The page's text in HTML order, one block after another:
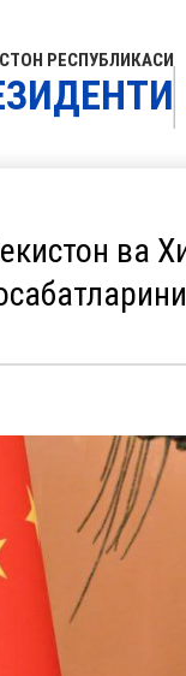
РЕСПУБЛИКАСИ
ва